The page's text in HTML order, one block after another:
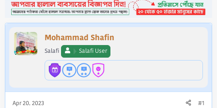
d
s
t
a
r
t
d
a
t
e
Mohammad Shafin
Salafi Salafi User
Apr 20, 2023 #1